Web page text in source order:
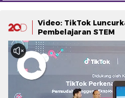
Video: TikTok
Pembelajaran STEM